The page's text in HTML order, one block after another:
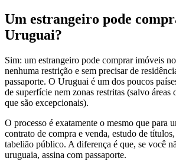
Um estrangeiro pode
Uruguai?
Sim: um estrangeiro pode comprar imóveis
nenhuma restrição e sem precisar de
passaporte. O Uruguai é um dos poucos
de superfície nem zonas restritas (salvo áreas
que são excepcionais).
O processo é exatamente o mesmo que para
contrato de compra e venda, estudo de
tabelião público. A diferença é que, se você
uruguaia, assina com passaporte.